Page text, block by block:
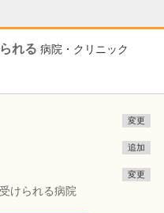
れる 病院・クリニック
変更
追加
けられる病院
変更